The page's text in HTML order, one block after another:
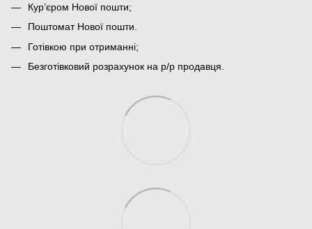
Кур’єром Нової пошти;
Поштомат Нової пошти.
Готівкою при отриманні;
Безготівковий розрахунок на р/р продавця.